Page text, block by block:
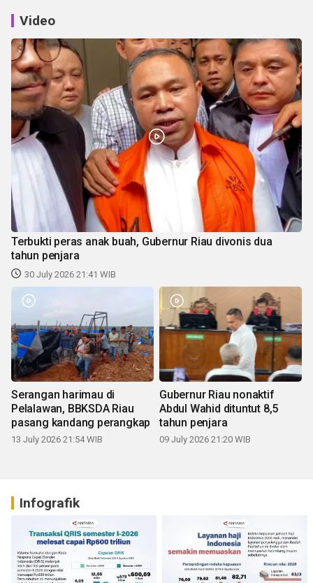
Video
Terbukti peras anak buah, Gubernur Riau divonis dua
tahun penjara
30 July 2026 21:41 WIB
Serangan harimau di
Pelalawan, BBKSDA Riau
pasang kandang perangkap
13 July 2026 21:54 WIB
Gubernur Riau nonaktif
Abdul Wahid dituntut 8,5
tahun penjara
09 July 2026 21:20 WIB
Infografik